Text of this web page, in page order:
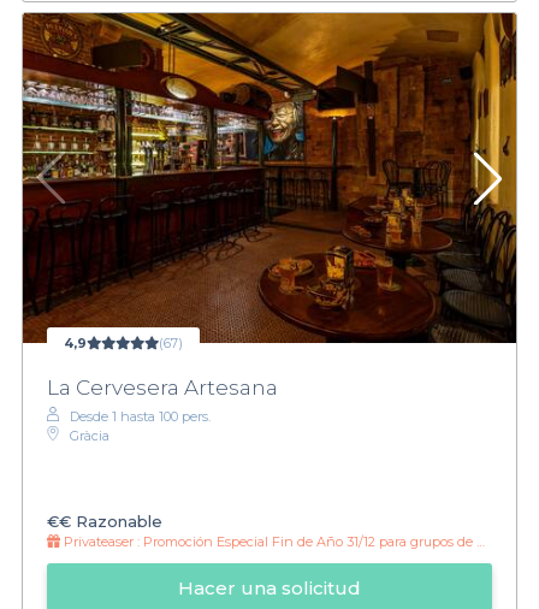
4,9 (67)
La Cervesera Artesana
Desde 1 hasta 100 pers.
Gràcia
€€ Razonable
Privateaser : Promoción Especial Fin de Año 31/12 para grupos de mínimo 40 personas
Hacer una solicitud